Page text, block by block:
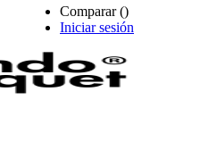
Comparar ()
Iniciar sesión